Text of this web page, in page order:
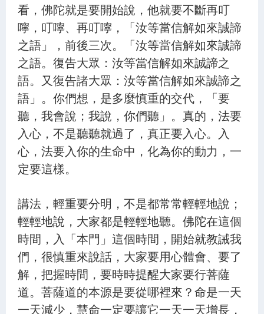
看，佛陀就是要開始說，他就要不斷再叮
嚀，叮嚀、再叮嚀，「汝等當信解如來誠諦
之語」，前後三次。「汝等當信解如來誠諦
之語。復告大眾：汝等當信解如來誠諦之
語。又復告諸大眾：汝等當信解如來誠諦之
語」。你們想，是多麼慎重的交代，「要
聽，我會說；我說，你們聽」。真的，法要
入心，不是聽聽就過了，真正要入心。入
心，法要入你的生命中，化為你的動力，一
定要這樣。
講法，輕重要分明，不是都常常輕輕地說；
輕輕地說，大家都是輕輕地聽。佛陀在這個
時間，入「本門」這個時間，開始就教誡我
們，很慎重來說話，大家要用心體會、要了
解，把握時間，要時時提醒大家要行菩薩
道。菩薩道的本源是要從哪裡來？命是一天
一天減少，慧命一定要讓它一天一天增長，